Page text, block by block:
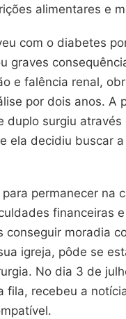
alimentares e
com o diabetes
graves
e falência renal,
por dois anos. A
duplo surgiu através
ela decidiu buscar
permanecer na
financeiras
conseguir moradia
igreja, pôde se
No dia 3 de
fila, recebeu a